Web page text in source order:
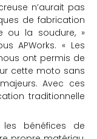
n’aurait pas
de fabrication
ou la soudure, »
APWorks. « Les
ont permis de
cette moto sans
Avec ces
traditionnelle
bénéfices de